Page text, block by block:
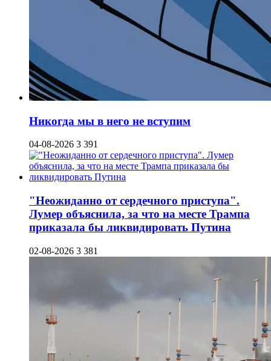
Никогда мы в него не вступим
04-08-2026 3 391
"Неожиданно от сердечного приступа".
Лумер объяснила, за что на месте Трампа
приказала бы ликвидировать Путина
02-08-2026 3 381